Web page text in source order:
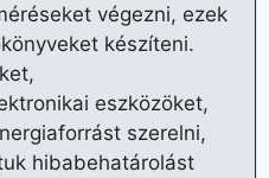
végezni, ezek
készíteni.
eszközöket,
szerelni,
hibabehatárolást